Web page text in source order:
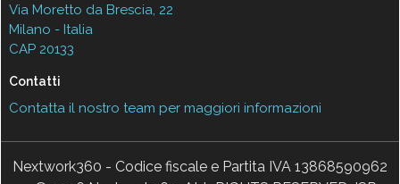
Via Moretto da Brescia, 22
Milano - Italia
CAP 20133
Contatti
Contatta il nostro team per maggiori informazioni
Nextwork360 - Codice fiscale e Partita IVA 13868590962